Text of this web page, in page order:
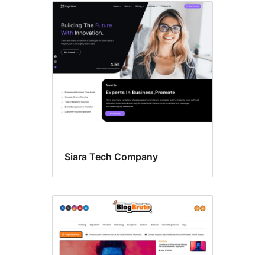
Siara Tech Company